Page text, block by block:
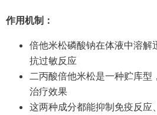
作用机制：
倍他米松磷酸钠在体液中溶解
抗过敏反应
二丙酸倍他米松是一种贮库型
治疗效果
这两种成分都能抑制免疫反应